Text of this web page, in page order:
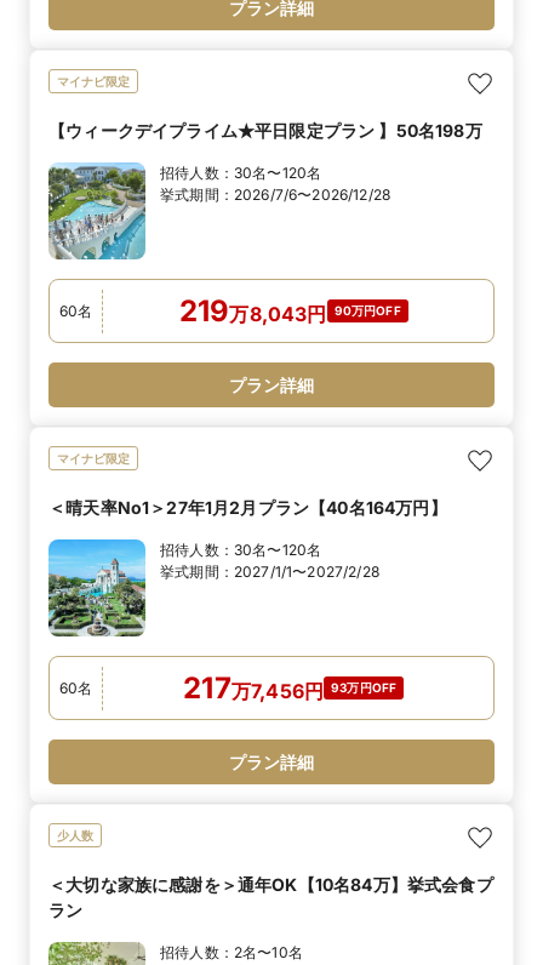
プラン詳細
マイナビ限定
【ウィークデイプライム★平日限定プラン 】50名198万
招待人数： 30名〜120名
挙式期間： 2026/7/6〜2026/12/28
60名 219万8,043円 90万円OFF
プラン詳細
マイナビ限定
＜晴天率No1＞27年1月2月プラン【40名164万円】
招待人数： 30名〜120名
挙式期間： 2027/1/1〜2027/2/28
60名 217万7,456円 93万円OFF
プラン詳細
少人数
＜大切な家族に感謝を＞通年OK【10名84万】挙式会食プ
ラン
招待人数： 2名〜10名